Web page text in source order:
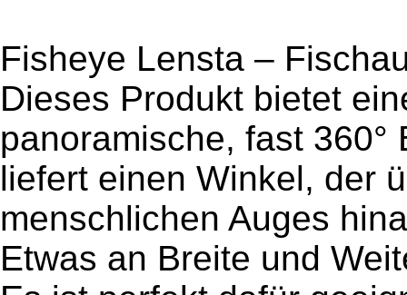
Fisheye Lensta –
Dieses Produkt bietet
panoramische, fast
liefert einen Winkel, der
menschlichen Auges
Etwas an Breite und